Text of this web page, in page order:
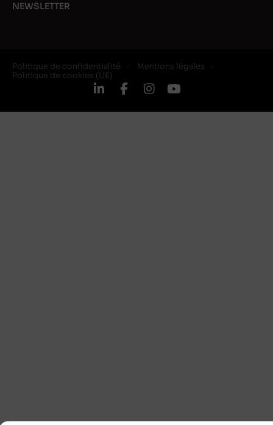
NEWSLETTER
Politique de confidentialité
Mentions légales
Politique de cookies (UE)